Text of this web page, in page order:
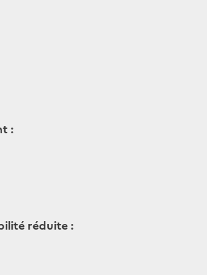
:
réduite :